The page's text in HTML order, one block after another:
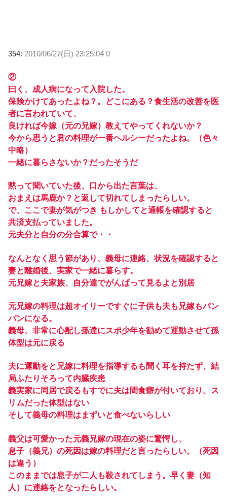
354: 2010/06/27(日) 23:25:04 0
②
曰く、成人病になって入院した。
保険かけてあったよね？。どこにある？食生活の改善を医
者に言われていて、
良ければ今嫁（元の兄嫁）教えてやってくれないか？
今から思うと君の料理が一番ヘルシーだったよね。（色々
中略）
一緒に暮らさないか？だったそうだ
黙って聞いていた後、口から出た言葉は、
おまえは馬鹿か？と返して切れてしまったらしい。
で、ここで妻が気がつき もしかしてと通帳を確認すると
共済支払っていました。
元夫分と自分の分合算で・・
なんとなく思う節があり、義母に連絡、状況を確認すると
妻と離婚後、実家で一緒に暮らす。
元兄嫁と夫家族、自分達でがんばって見るよと別居
元兄嫁の料理は超オイリーですぐに子供も夫も兄嫁もパン
パンになる。
義母、非常に心配し孫達にスポ少年を勧めて運動させて孫
体型は元に戻る
夫に運動をと兄嫁に料理を指導するも聞く耳を持たず、結
局ふたりそろって内臓疾患
義実家に同居で戻るもすでに夫は間食癖が付いており、ス
リムだった体型はない
そして義母の料理はまずいと食べないらしい
義父は可愛かった元義兄嫁の現在の姿に驚愕し、
息子（義兄）の死因は嫁の料理だと言ったらしい。（死因
は違う）
このままでは息子が二人も殺されてしまう。早く妻（知
人）に連絡をとなったらしい。